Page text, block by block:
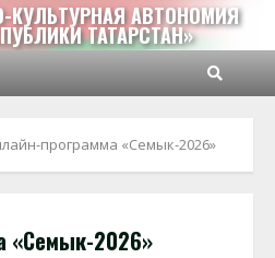
КУЛЬТУРНАЯ АВТОНОМИЯ
ТАТАРСТАН»
программа «Семык-2026»
«Семык-2026»